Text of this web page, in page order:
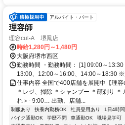
アルバイト・パート
理容師
理容cut-A 堺鳳店
時給1,280円～1,480円
大阪府堺市西区
勤務時間 ・勤務時間： [1] 09:00～
13:00、12:00～16:00、14:00～18:30 ※
仕事内容 全国で400店舗を展開中【理
＊レジ、掃除 ＊シャンプー ＊顔剃り
れ＞- 9:00… 出勤、店舗...
制服あり 扶養内勤務OK 社員登用あり 1日4時
バイク通勤OK
学歴不問 車通勤OK 職場見学可